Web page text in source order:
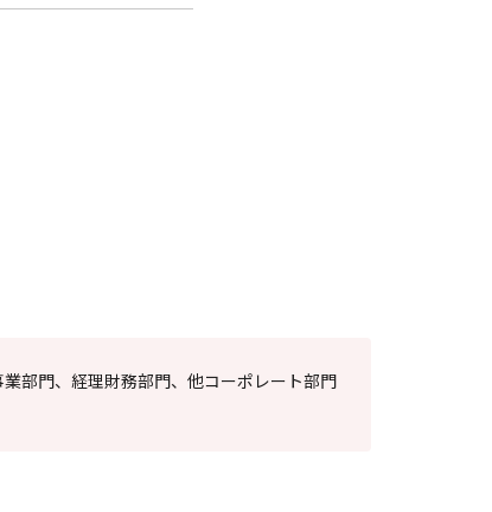
部門、経理財務部門、他コーポレート部門